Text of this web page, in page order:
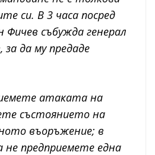
си. В 3 часа посред
събужда генерал
да му предаде
атаката на
състоянието на
въоръжение; в
не предприемете една